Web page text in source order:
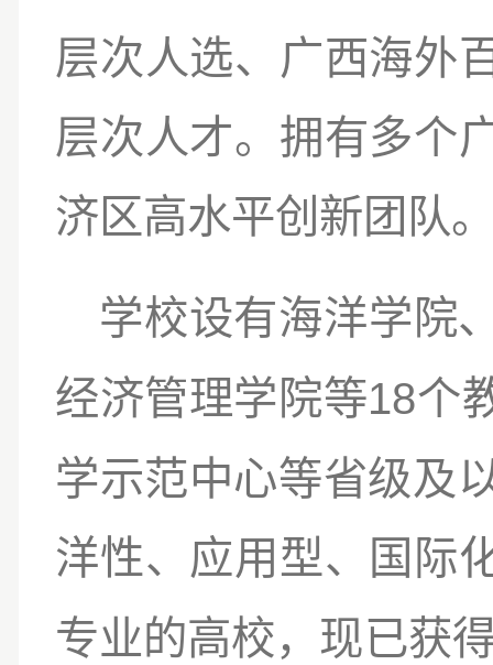
层次人选、广西海外
层次人才。拥有多个
济区高水平创新团队
学校设有海洋学院
经济管理学院等18个
学示范中心等省级及
洋性、应用型、国际
专业的高校， 现已获